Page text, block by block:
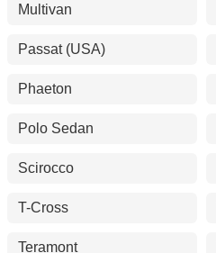
Multivan
Passat (USA)
Phaeton
Polo Sedan
Scirocco
T-Cross
Teramont